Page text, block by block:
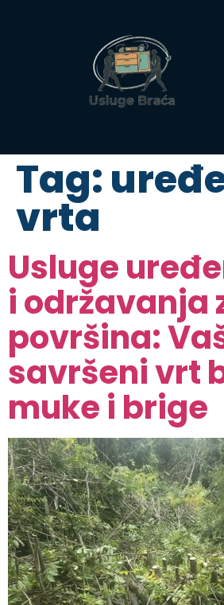
Tag:
vrta
Usluge
i održavanja
površina:
savršeni vrt
muke i brige